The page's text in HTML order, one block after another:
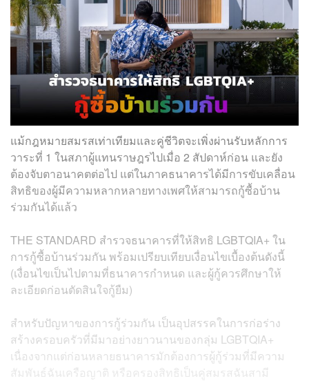
แม้กฎหมายสมรสเท่าเทียมและคู่ชีวิตจะเพิ่งผ่านรับหลักการ
วาระที่ 1 ในสภาผู้แทนราษฎรไปเมื่อ 2 สัปดาห์ก่อน และยัง
ต้องจับตาอนาคตต่อไป แต่ในภาคธนาคารได้มีการขับเคลื่อน
สิทธิของผู้มีความหลากหลายทางเพศให้สามารถกู้ซื้อบ้าน
ร่วมกันได้แล้ว
THE STANDARD สำรวจธนาคารที่ให้สิทธิ LGBTQIA+ ใน
การกู้ซื้อบ้านร่วมกัน พร้อมเปรียบเทียบเงื่อนไขเบื้องต้นดังนี้
(เงื่อนไขเป็นไปตามที่ธนาคารกำหนด และผู้กู้ควรศึกษาให้
ละเอียดก่อนตัดสินใจกู้ยืม)
สำหรับปัญหาของการกู้ร่วมกัน เป็นอุปสรรคในการก่อร่าง
สร้างครอบครัวที่มีมาอย่างยาวนานของกลุ่ม LGBTQIA+
เนื่องจากแต่ก่อนหลายธนาคารมักต้องการผู้กู้ร่วมที่มีความ
สัมพันธ์ฉันเครือญาติ หรือครองสิทธิเป็นคู่สมรสฉันสามี